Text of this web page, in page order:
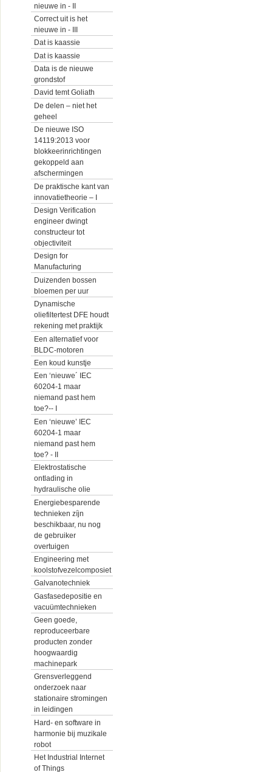
nieuwe in - II
Correct uit is het
nieuwe in - III
Dat is kaassie
Dat is kaassie
Data is de nieuwe
grondstof
David temt Goliath
De delen – niet het
geheel
De nieuwe ISO
14119:2013 voor
blokkeerinrichtingen
gekoppeld aan
afschermingen
De praktische kant van
innovatietheorie – I
Design Verification
engineer dwingt
constructeur tot
objectiviteit
Design for
Manufacturing
Duizenden bossen
bloemen per uur
Dynamische
oliefiltertest DFE houdt
rekening met praktijk
Een alternatief voor
BLDC-motoren
Een koud kunstje
Een ‘nieuwe´ IEC
60204-1 maar
niemand past hem
toe?-- I
Een ‘nieuwe’ IEC
60204-1 maar
niemand past hem
toe? - II
Elektrostatische
ontlading in
hydraulische olie
Energiebesparende
technieken zíjn
beschikbaar, nu nog
de gebruiker
overtuigen
Engineering met
koolstofvezelcomposiet
Galvanotechniek
Gasfasedepositie en
vacuümtechnieken
Geen goede,
reproduceerbare
producten zonder
hoogwaardig
machinepark
Grensverleggend
onderzoek naar
stationaire stromingen
in leidingen
Hard- en software in
harmonie bij muzikale
robot
Het Industrial Internet
of Things